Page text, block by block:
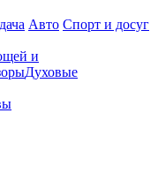
Авто Спорт и досуг
и
Духовые